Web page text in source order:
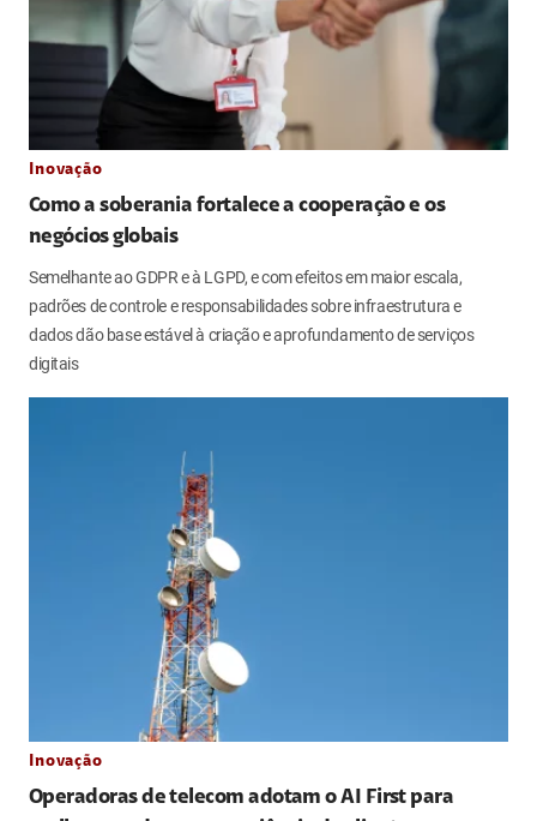
Inovação
Como a soberania fortalece a cooperação e os
negócios globais
Semelhante ao GDPR e à LGPD, e com efeitos em maior escala,
padrões de controle e responsabilidades sobre infraestrutura e
dados dão base estável à criação e aprofundamento de serviços
digitais
Inovação
Operadoras de telecom adotam o AI First para